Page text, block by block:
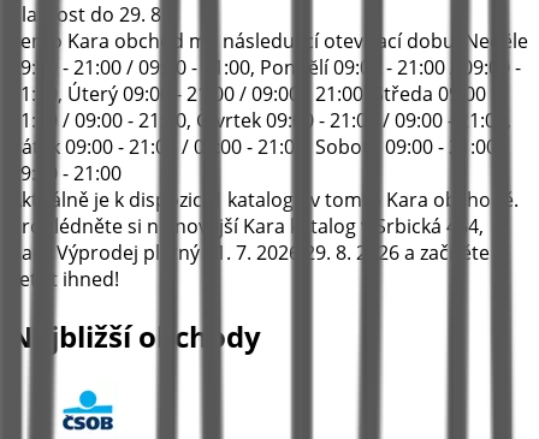
Platnost do 29. 8.
Tento Kara obchod má následující otevírací dobu: Nedĕle
09:00 - 21:00 / 09:00 - 21:00, Pondĕlí 09:00 - 21:00 / 09:00 -
21:00, Úterý 09:00 - 21:00 / 09:00 - 21:00, Středa 09:00 -
21:00 / 09:00 - 21:00, Čtvrtek 09:00 - 21:00 / 09:00 - 21:00,
Pátek 09:00 - 21:00 / 09:00 - 21:00, Sobota 09:00 - 21:00 /
09:00 - 21:00
Aktuálně je k dispozici 1 katalogů v tomto Kara obchodě.
Prohlédněte si nejnovější Kara katalog v Srbická 464,
Kara Výprodej platný 31. 7. 2026 29. 8. 2026 a začněte
šetřit ihned!
Nejbližší obchody